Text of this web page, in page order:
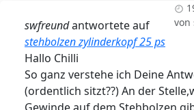
von
swfreundantwortete auf
stehbolzen zylinderkopf 25 ps
Hallo Chilli
So ganz verstehe ich Deine
(ordentlich sitzt??) An der